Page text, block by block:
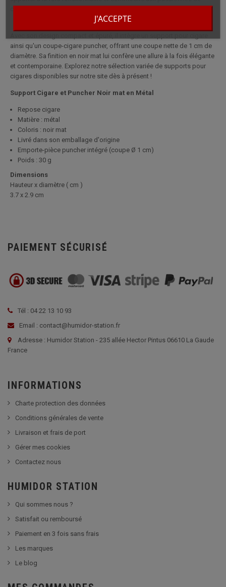
J'ACCEPTE
ainsi qu'un coupe-cigare puncher, offrant une coupe nette de 1 cm de
diamètre. Sa finition en noir mat lui confère une allure à la fois élégante
et contemporaine. Explorez notre sélection variée de supports pour
cigares disponibles sur notre site dès à présent !
Support Cigare et Puncher Noir mat en Métal
Repose cigare
Matière : métal
Coloris : noir mat
Livré dans son emballage d'origine
Emporte-pièce puncher intégré (coupe Ø 1 cm)
Poids : 30 g
Dimensions
Hauteur x diamètre ( cm )
3.7 x 2.9 cm
PAIEMENT SÉCURISÉ
Tél : 04 22 13 10 93
Email : contact@humidor-station.fr
Adresse : Humidor Station - 235 allée Hector Pintus 06610 La Gaude
France
INFORMATIONS
Charte protection des données
Conditions générales de vente
Livraison et frais de port
Gérer mes cookies
Contactez nous
HUMIDOR STATION
Qui sommes nous ?
Satisfait ou remboursé
Paiement en 3 fois sans frais
Les marques
Le blog